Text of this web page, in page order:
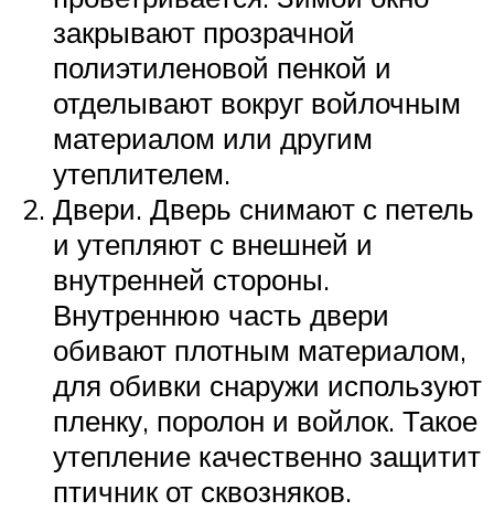
закрывают прозрачной
полиэтиленовой пенкой и
отделывают вокруг войлочным
материалом или другим
утеплителем.
Двери. Дверь снимают с петель
и утепляют с внешней и
внутренней стороны.
Внутреннюю часть двери
обивают плотным материалом,
для обивки снаружи используют
пленку, поролон и войлок. Такое
утепление качественно защитит
птичник от сквозняков.